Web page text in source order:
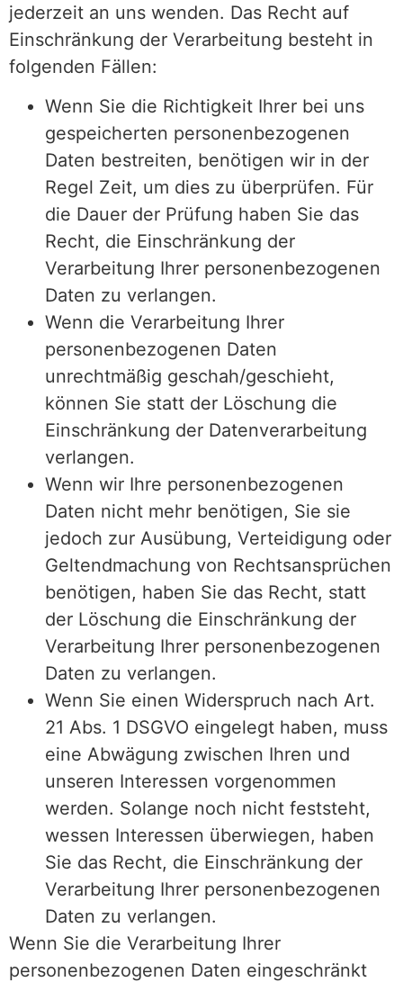
jederzeit an uns wenden. Das Recht auf
Einschränkung der Verarbeitung besteht in
folgenden Fällen:
Wenn Sie die Richtigkeit Ihrer bei uns
gespeicherten personenbezogenen
Daten bestreiten, benötigen wir in der
Regel Zeit, um dies zu überprüfen. Für
die Dauer der Prüfung haben Sie das
Recht, die Einschränkung der
Verarbeitung Ihrer personenbezogenen
Daten zu verlangen.
Wenn die Verarbeitung Ihrer
personenbezogenen Daten
unrechtmäßig geschah/geschieht,
können Sie statt der Löschung die
Einschränkung der Datenverarbeitung
verlangen.
Wenn wir Ihre personenbezogenen
Daten nicht mehr benötigen, Sie sie
jedoch zur Ausübung, Verteidigung oder
Geltendmachung von Rechtsansprüchen
benötigen, haben Sie das Recht, statt
der Löschung die Einschränkung der
Verarbeitung Ihrer personenbezogenen
Daten zu verlangen.
Wenn Sie einen Widerspruch nach Art.
21 Abs. 1 DSGVO eingelegt haben, muss
eine Abwägung zwischen Ihren und
unseren Interessen vorgenommen
werden. Solange noch nicht feststeht,
wessen Interessen überwiegen, haben
Sie das Recht, die Einschränkung der
Verarbeitung Ihrer personenbezogenen
Daten zu verlangen.
Wenn Sie die Verarbeitung Ihrer
personenbezogenen Daten eingeschränkt